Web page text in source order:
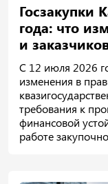
Госзакупки
года: что
и
С 12 июля 2026
изменения в
требования к
финансовой
работе